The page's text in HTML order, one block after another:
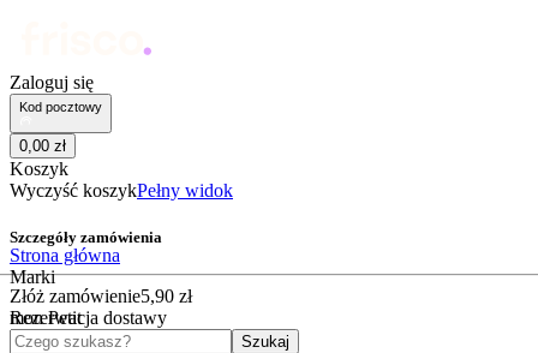
Zaloguj się
Kod pocztowy
0,00 zł
Koszyk
Wyczyść koszykPełny widok
Szczegóły zamówienia
Złóż zamówienie5,90 zł
Rezerwacja dostawy
Czego szukasz?
Szukaj
Strona główna
Marki
mon Petit